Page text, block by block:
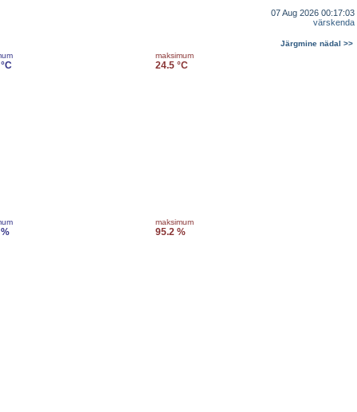
07 Aug 2026 00:17:03
värskenda
Järgmine nädal >>
maksimum
24.5 °C
maksimum
95.2 %